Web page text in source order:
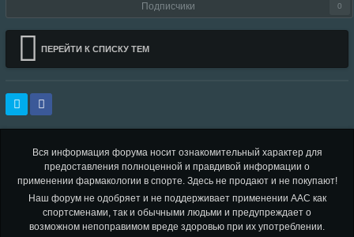
Подписчики 0
ПЕРЕЙТИ К СПИСКУ ТЕМ
Вся информация форума носит ознакомительный характер для
предоставления полноценной и правдивой информации о
применении фармакологии в спорте. Здесь не продают и не покупают!
Наш форум не одобряет и не поддерживает применении ААС как
спортсменами, так и обычными людьми и предупреждает о
возможном непоправимом вреде здоровью при их употреблении.